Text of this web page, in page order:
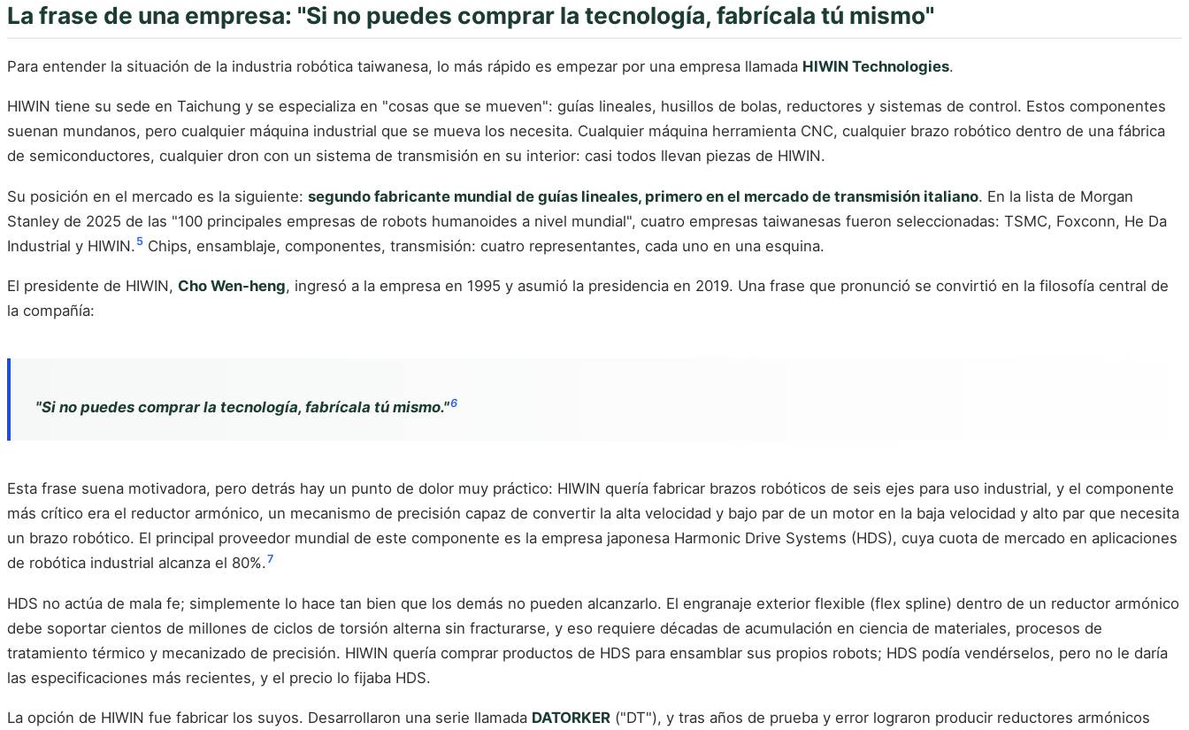
La frase de una empresa: "Si no puedes comprar la tecnología, fabrícala tú mismo"
Para entender la situación de la industria robótica taiwanesa, lo más rápido es empezar por una empresa llamada HIWIN Technologies.
HIWIN tiene su sede en Taichung y se especializa en "cosas que se mueven": guías lineales, husillos de bolas, reductores y sistemas de control. Estos componentes
suenan mundanos, pero cualquier máquina industrial que se mueva los necesita. Cualquier máquina herramienta CNC, cualquier brazo robótico dentro de una fábrica
de semiconductores, cualquier dron con un sistema de transmisión en su interior: casi todos llevan piezas de HIWIN.
Su posición en el mercado es la siguiente: segundo fabricante mundial de guías lineales, primero en el mercado de transmisión italiano. En la lista de Morgan
Stanley de 2025 de las "100 principales empresas de robots humanoides a nivel mundial", cuatro empresas taiwanesas fueron seleccionadas: TSMC, Foxconn, He Da
Industrial y HIWIN. 5 Chips, ensamblaje, componentes, transmisión: cuatro representantes, cada uno en una esquina.
El presidente de HIWIN, Cho Wen-heng, ingresó a la empresa en 1995 y asumió la presidencia en 2019. Una frase que pronunció se convirtió en la filosofía central de
la compañía:
"Si no puedes comprar la tecnología, fabrícala tú mismo."6
Esta frase suena motivadora, pero detrás hay un punto de dolor muy práctico: HIWIN quería fabricar brazos robóticos de seis ejes para uso industrial, y el componente
más crítico era el reductor armónico, un mecanismo de precisión capaz de convertir la alta velocidad y bajo par de un motor en la baja velocidad y alto par que necesita
un brazo robótico. El principal proveedor mundial de este componente es la empresa japonesa Harmonic Drive Systems (HDS), cuya cuota de mercado en aplicaciones
de robótica industrial alcanza el 80%.7
HDS no actúa de mala fe; simplemente lo hace tan bien que los demás no pueden alcanzarlo. El engranaje exterior flexible (flex spline) dentro de un reductor armónico
debe soportar cientos de millones de ciclos de torsión alterna sin fracturarse, y eso requiere décadas de acumulación en ciencia de materiales, procesos de
tratamiento térmico y mecanizado de precisión. HIWIN quería comprar productos de HDS para ensamblar sus propios robots; HDS podía vendérselos, pero no le daría
las especificaciones más recientes, y el precio lo fijaba HDS.
La opción de HIWIN fue fabricar los suyos. Desarrollaron una serie llamada DATORKER ("DT"), y tras años de prueba y error lograron producir reductores armónicos